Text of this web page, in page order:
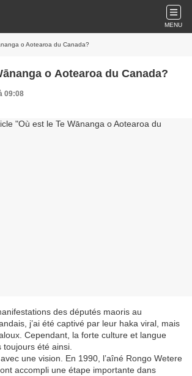
MENU
o Aotearoa du Canada?
o Aotearoa du Canada?
09:08
des députés maoris au
j’ai été captivé par leur haka viral, mais
Cependant, la forte culture et langue
toujours été ainsi.
une vision. En 1990, l’aîné Rongo Wetere
accompli une étape importante dans